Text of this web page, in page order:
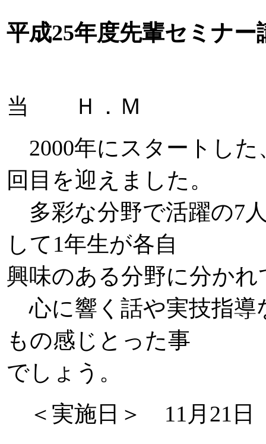
平成25年度先輩セミナ
当 Ｈ．Ｍ
2000年にスタートし
回目を迎えました。
多彩な分野で活躍の7
して1年生が各自
興味のある分野に分か
心に響く話や実技指
もの感じとった事
でしょう。
＜実施日＞
11 月 21